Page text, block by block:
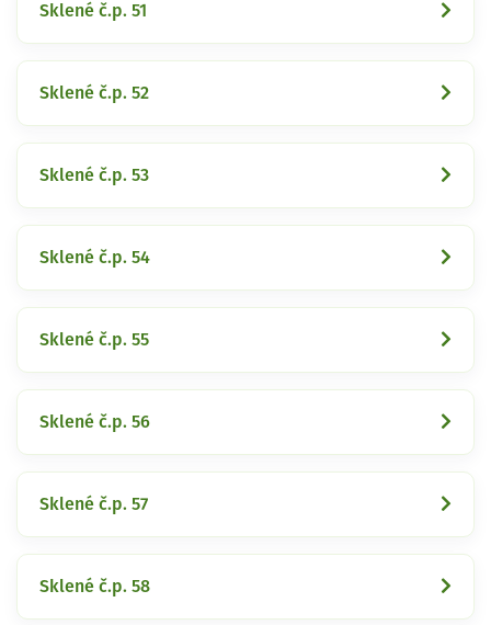
Sklené č.p. 51
Sklené č.p. 52
Sklené č.p. 53
Sklené č.p. 54
Sklené č.p. 55
Sklené č.p. 56
Sklené č.p. 57
Sklené č.p. 58